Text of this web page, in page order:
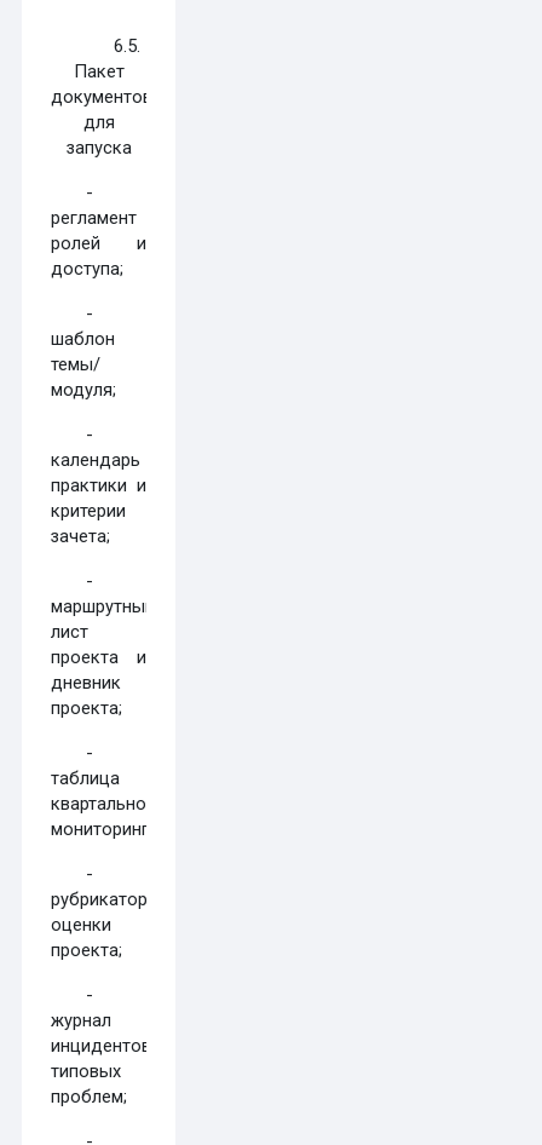
6.5.
Пакет
документов
для
запуска
-
регламент
ролей и
доступа;
-
шаблон
темы/
модуля;
-
календарь
практики и
критерии
зачета;
-
маршрутный
лист
проекта и
дневник
проекта;
-
таблица
квартального
мониторинга;
-
рубрикатор
оценки
проекта;
-
журнал
инцидентов/
типовых
проблем;